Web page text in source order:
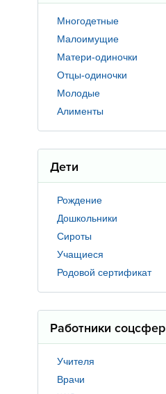
Многодетные
Малоимущие
Матери-одиночки
Отцы-одиночки
Молодые
Алименты
Дети
Рождение
Дошкольники
Сироты
Учащиеся
Родовой сертификат
Работники соцсфер
Учителя
Врачи